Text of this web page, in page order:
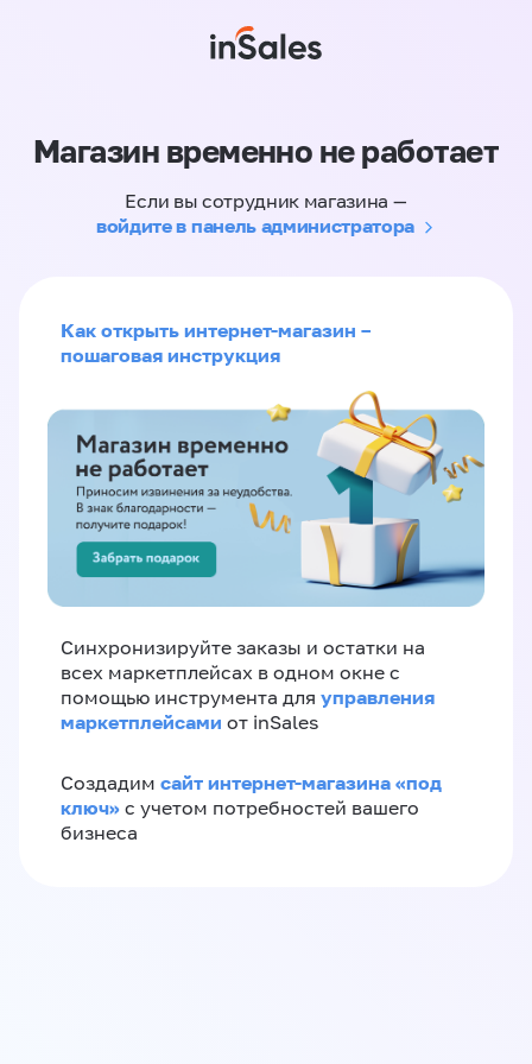
Магазин временно не работает
Если вы сотрудник магазина —
войдите в панель администратора
Как открыть интернет-магазин –
пошаговая инструкция
Синхронизируйте заказы и остатки на
всех маркетплейсах в одном окне с
помощью инструмента для управления
маркетплейсами от inSales
Создадим сайт интернет-магазина «под
ключ» с учетом потребностей вашего
бизнеса